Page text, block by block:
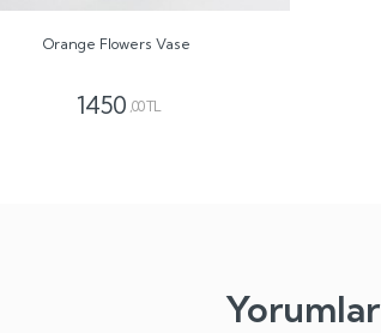
Orange Flowers Vase
1450 ,00 TL
Yorumlar